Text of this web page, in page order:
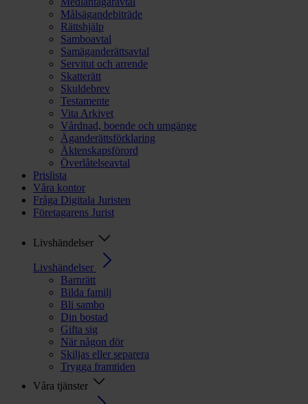
Målsägandebiträde
Rättshjälp
Samboavtal
Samäganderättsavtal
Servitut och arrende
Skatterätt
Skuldebrev
Testamente
Vita Arkivet
Vårdnad, boende och umgänge
Äganderättsförklaring
Äktenskapsförord
Överlåtelseavtal
Prislista
Våra kontor
Fråga Digitala Juristen
Företagarens Jurist
Livshändelser
Livshändelser
Barnrätt
Bilda familj
Bli sambo
Din bostad
Gifta sig
När någon dör
Skiljas eller separera
Trygga framtiden
Våra tjänster